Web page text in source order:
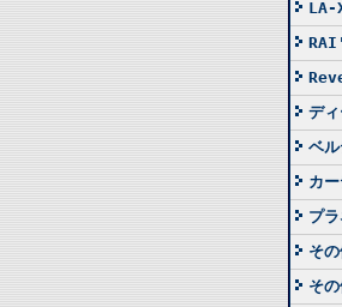
LA-
デ
ベ
カ
プ
そ
そ